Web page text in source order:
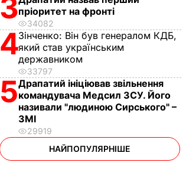
3пріоритет на фронті
34082
4Зінченко: Він був генералом КДБ,
який став українським
державником
33797
5Драпатий ініціював звільнення
командувача Медсил ЗСУ. Його
називали "людиною Сирського" –
ЗМІ
29919
НАЙПОПУЛЯРНІШЕ